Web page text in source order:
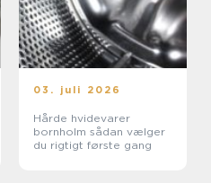
03. juli 2026
Hårde hvidevarer
bornholm sådan vælger
du rigtigt første gang